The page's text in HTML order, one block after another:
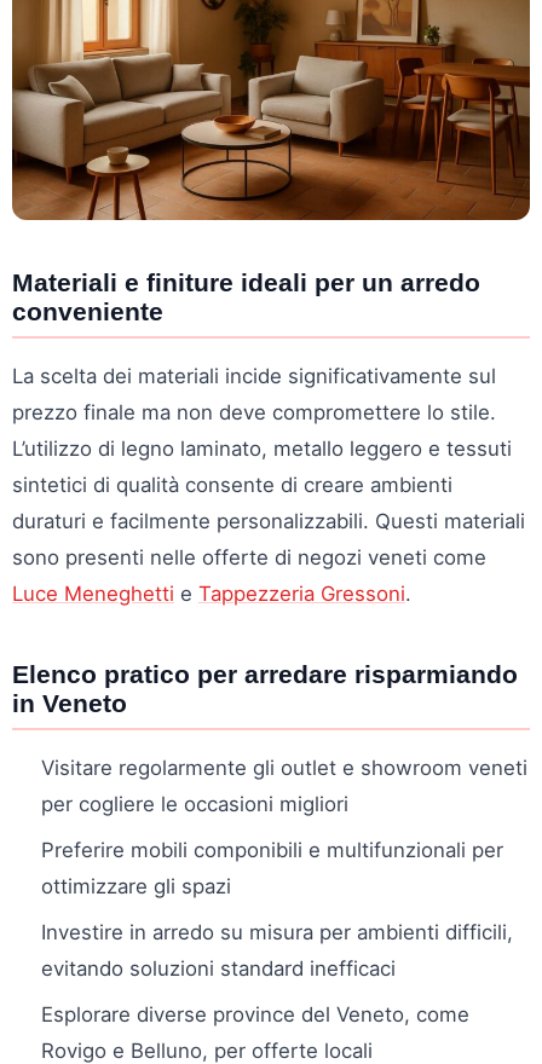
Materiali e finiture ideali per un arredo
conveniente
La scelta dei materiali incide significativamente sul
prezzo finale ma non deve compromettere lo stile.
L’utilizzo di legno laminato, metallo leggero e tessuti
sintetici di qualità consente di creare ambienti
duraturi e facilmente personalizzabili. Questi materiali
sono presenti nelle offerte di negozi veneti come
Luce Meneghetti e Tappezzeria Gressoni.
Elenco pratico per arredare risparmiando
in Veneto
Visitare regolarmente gli outlet e showroom veneti
per cogliere le occasioni migliori
Preferire mobili componibili e multifunzionali per
ottimizzare gli spazi
Investire in arredo su misura per ambienti difficili,
evitando soluzioni standard inefficaci
Esplorare diverse province del Veneto, come
Rovigo e Belluno, per offerte locali